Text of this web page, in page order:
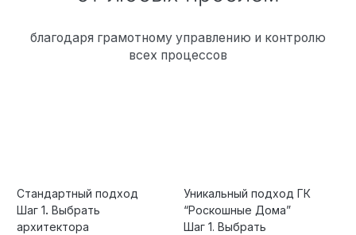
благодаря грамотному управлению и контролю
всех процессов
Стандартный подход
Шаг 1. Выбрать
архитектора
Уникальный подход ГК
“Роскошные Дома”
Шаг 1. Выбрать